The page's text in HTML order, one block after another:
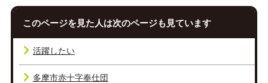
このページを見た人は次のページも見ています
活躍したい
多摩市赤十字奉仕団